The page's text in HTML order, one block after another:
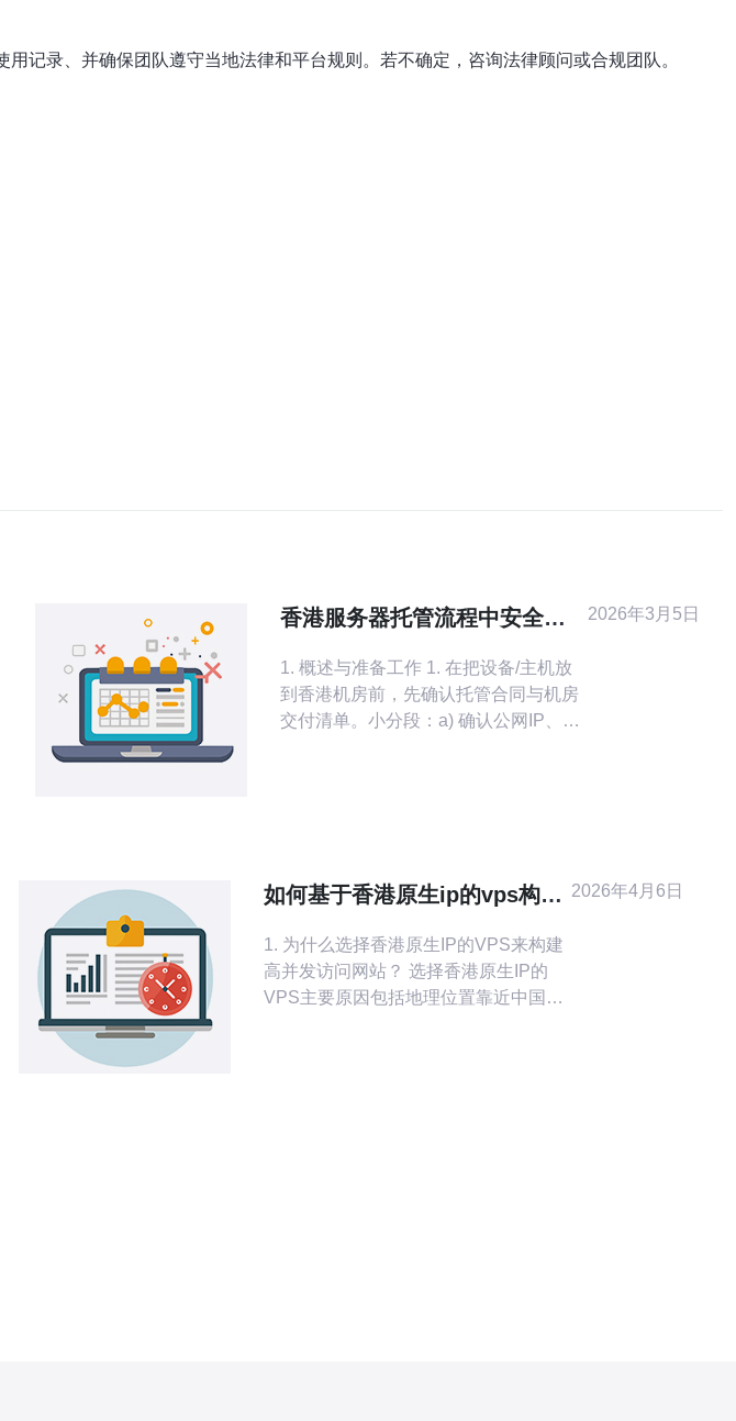
记录、并确保团队遵守当地法律和平台规则。若不确定，咨询法律顾问或合规团队。
香港服务器托管流程中安全配
1. 概述与准备工作 1. 在把设备/主机放
到香港机房前，先确认托管合同与机房
交付清单。小分段：a) 确认公网IP、带
录，执行系统更新并记录版本。小分段
2026年3月5日
如何基于香港原生ip的vps构建
1. 为什么选择香港原生IP的VPS来构建
高并发访问网站？ 选择香港原生IP的
VPS主要原因包括地理位置靠近中国大
2026年4月6日